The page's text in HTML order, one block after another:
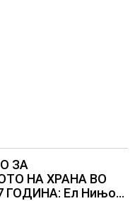
ЗА
НА ХРАНА ВО
ГОДИНА: Ел Нињо